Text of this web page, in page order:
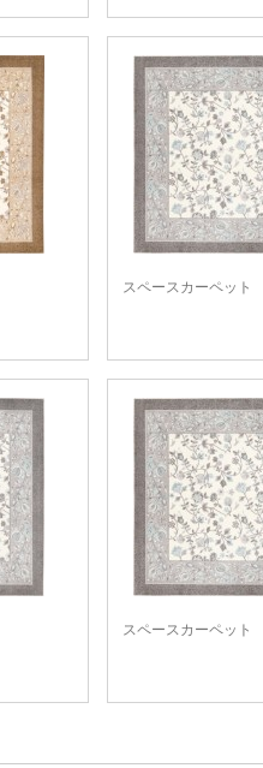
スペースカーペッ
スペースカーペッ